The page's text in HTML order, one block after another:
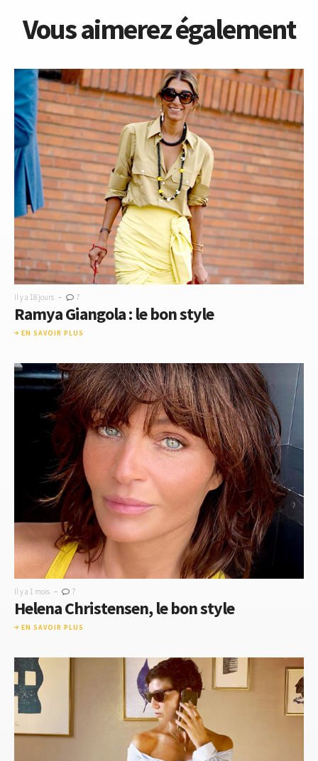
Vous aimerez également
Il y a 18 jours - 7
Ramya Giangola : le bon style
EN SAVOIR PLUS
Il y a 1 mois - 7
Helena Christensen, le bon style
EN SAVOIR PLUS